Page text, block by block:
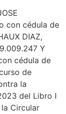
con cédula de
DIAZ,
Y
cédula de
de
la
del Libro I
Circular